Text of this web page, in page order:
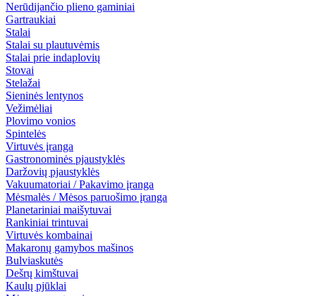
Nerūdijančio plieno gaminiai
Gartraukiai
Stalai
Stalai su plautuvėmis
Stalai prie indaplovių
Stovai
Stelažai
Sieninės lentynos
Vežimėliai
Plovimo vonios
Spintelės
Virtuvės įranga
Gastronominės pjaustyklės
Daržovių pjaustyklės
Vakuumatoriai / Pakavimo įranga
Mėsmalės / Mėsos paruošimo įranga
Planetariniai maišytuvai
Rankiniai trintuvai
Virtuvės kombainai
Makaronų gamybos mašinos
Bulviaskutės
Dešrų kimštuvai
Kaulų pjūklai